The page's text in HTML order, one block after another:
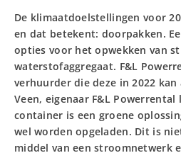
De klimaatdoelstellingen voor
en dat betekent: doorpakken.
opties voor het opwekken van
waterstofaggregaat. F&L
verhuurder die deze in 2022 kan
Veen, eigenaar F&L
container is een groene
wel worden opgeladen. Dit is
middel van een stroomnetwerk